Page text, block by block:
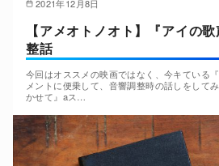
2021年12月8日
【アメオトノオト】『アイの
整話
今回はオススメの映画ではなく、今キている
メントに便乗して、音響調整時の話しをして
かせて』aス…